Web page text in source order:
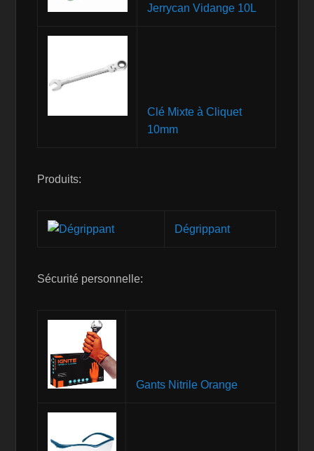
Jerrycan Vidange 10L
Clé Mixte à Cliquet
10mm
Produits:
Dégrippant
Sécurité personnelle:
Gants Nitrile Orange